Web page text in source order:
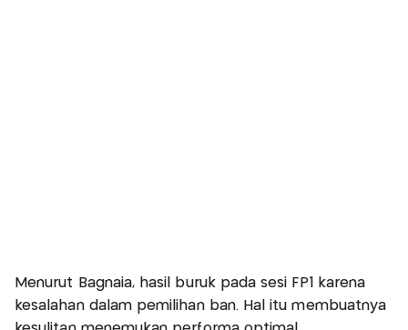
Menurut Bagnaia, hasil buruk pada sesi FP1 karena
kesalahan dalam pemilihan ban. Hal itu membuatnya